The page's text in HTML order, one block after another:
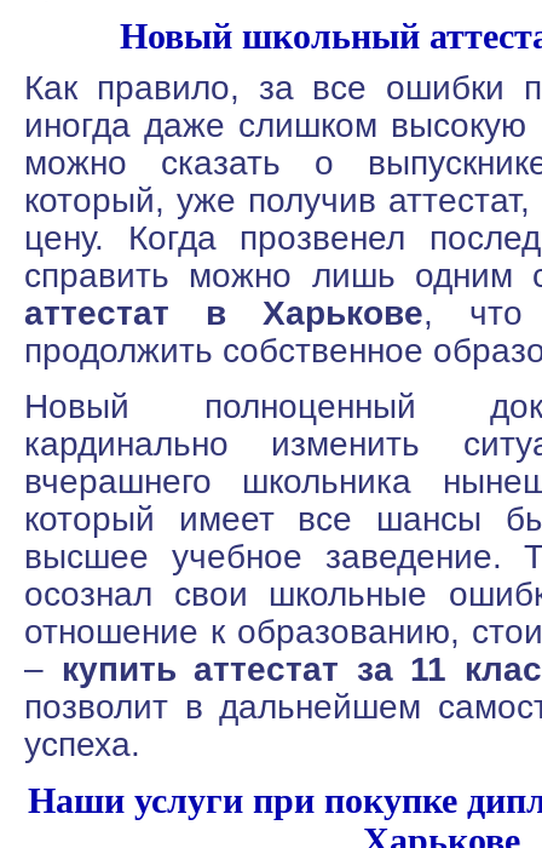
Новый школьный
Как правило, за все ошибки
иногда даже слишком высокую
можно сказать о
который, уже получив
цену. Когда прозвенел
справить можно лишь одним
аттестат в Харькове, что
продолжить собственное
Новый полноценный
кардинально изменить
вчерашнего школьника
который имеет все шансы
высшее учебное заведение.
осознал свои школьные
отношение к образованию,
– купить аттестат за 11
позволит в дальнейшем
успеха.
Наши услуги при покупке
Харькове